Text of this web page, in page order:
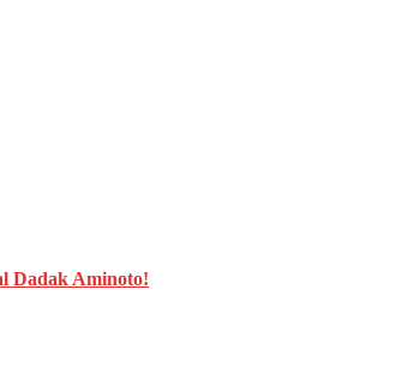
Dadak Aminoto!